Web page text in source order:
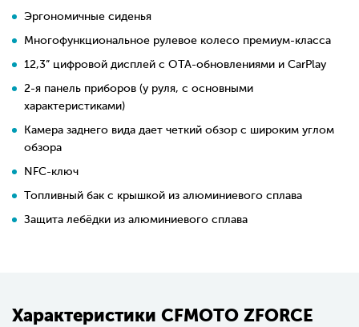
Эргономичные сиденья
Многофункциональное рулевое колесо премиум-класса
12,3” цифровой дисплей с OTA-обновлениями и CarPlay
2-я панель приборов (у руля, с основными
характеристиками)
Камера заднего вида дает четкий обзор с широким углом
обзора
NFC-ключ
Топливный бак с крышкой из алюминиевого сплава
Защита лебёдки из алюминиевого сплава
Характеристики CFMOTO ZFORCE